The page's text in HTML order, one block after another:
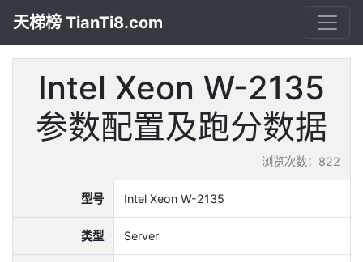
天梯榜 TianTi8.com
Intel Xeon W-2135
参数配置及跑分数据
浏览次数：822
型号 Intel Xeon W-2135
类型 Server